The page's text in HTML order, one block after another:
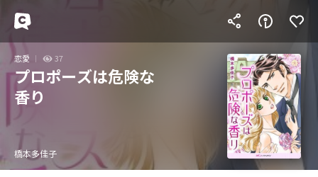
恋愛 37
プロポーズは危険な
香り
橋本多佳子